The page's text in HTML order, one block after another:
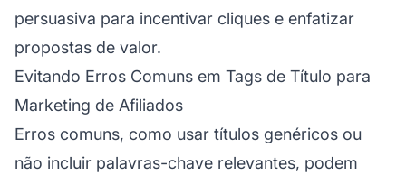
persuasiva para incentivar cliques e enfatizar
propostas de valor.
Evitando Erros Comuns em Tags de Título para
Marketing de Afiliados
Erros comuns, como usar títulos genéricos ou
não incluir palavras-chave relevantes, podem